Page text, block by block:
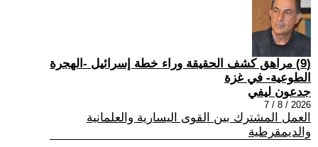
(9) مراهق كشف الحقيقة وراء خطة إسرائيل -الهجرة
الطوعية- في غزة
جدعون ليفي
2026 / 8 / 7
العمل المشترك بين القوى اليسارية والعلمانية
والديمقرطية